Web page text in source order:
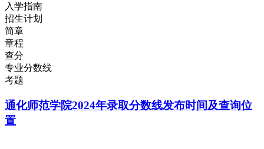
入学指南
招生计划
简章
章程
查分
专业分数线
考题
通化师范学院2024年录取分数线发布时间及查询位
置